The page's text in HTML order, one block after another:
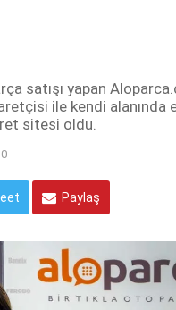
satışı yapan
ile kendi alanında
sitesi oldu.
0
Paylaş